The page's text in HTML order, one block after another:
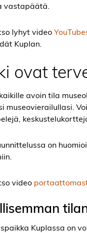
vastapäätä.
lyhyt video
Kuplan.
ovat
avoin tila
museovierailullasi.
on
video
Kuplassa on